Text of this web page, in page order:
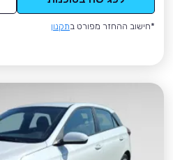
*חישוב ההחזר מפורט בתקנון